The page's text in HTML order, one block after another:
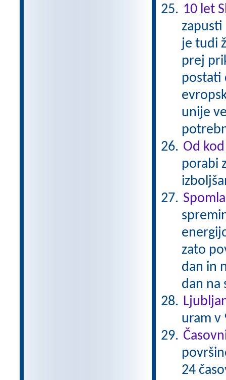
10 let
zapusti
je tudi
prej
postati
unije
Od
porabi
zato
dan in
dan na
uram v
24